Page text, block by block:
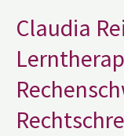
Claudia
Online-
Lerntherapie
bei
und
Lese-
Rechtschreib-
Schwäche